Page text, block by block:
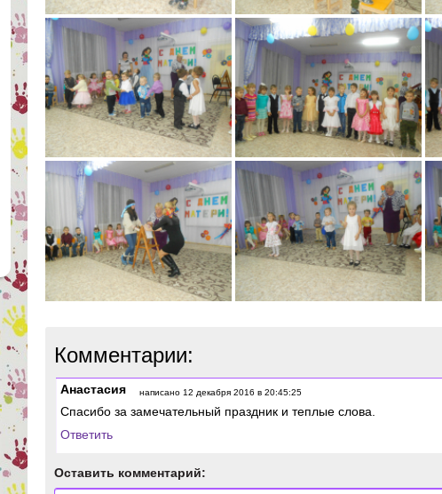
Комментарии:
Анастасия написано 12 декабря 2016 в 20:45:25
Спасибо за замечательный праздник и теплые слова.
Ответить
Оставить комментарий: